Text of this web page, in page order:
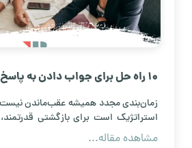
10 راه حل برای جواب دادن به
زمان‌بندی مجدد همیشه عقب‌ماندن
استراتژیک است برای بازگشتی
مسیر رشد
مشاهده مقاله...